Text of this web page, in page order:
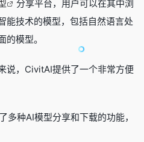
分享平台，用户可以在其中浏
能技术的模型，包括自然语言处
模型。
说，CivitAI提供了一个非常方便
多种AI模型分享和下载的功能，